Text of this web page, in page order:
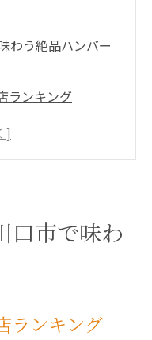
わう絶品ハンバー
ランキング
特製ハンバーグの
市の関係
ーグのアレンジ
のおすすめポイ
ューシーハンバ
口市で味わ
ランキング